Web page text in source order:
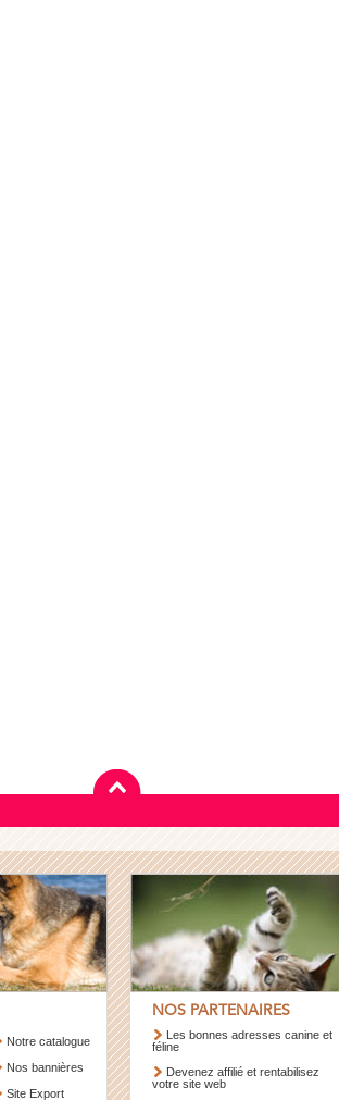
Notre catalogue
Nos bannières
Site Export
NOS PARTENAIRES
Les bonnes adresses canine et
féline
Devenez affilié et rentabilisez
votre site web